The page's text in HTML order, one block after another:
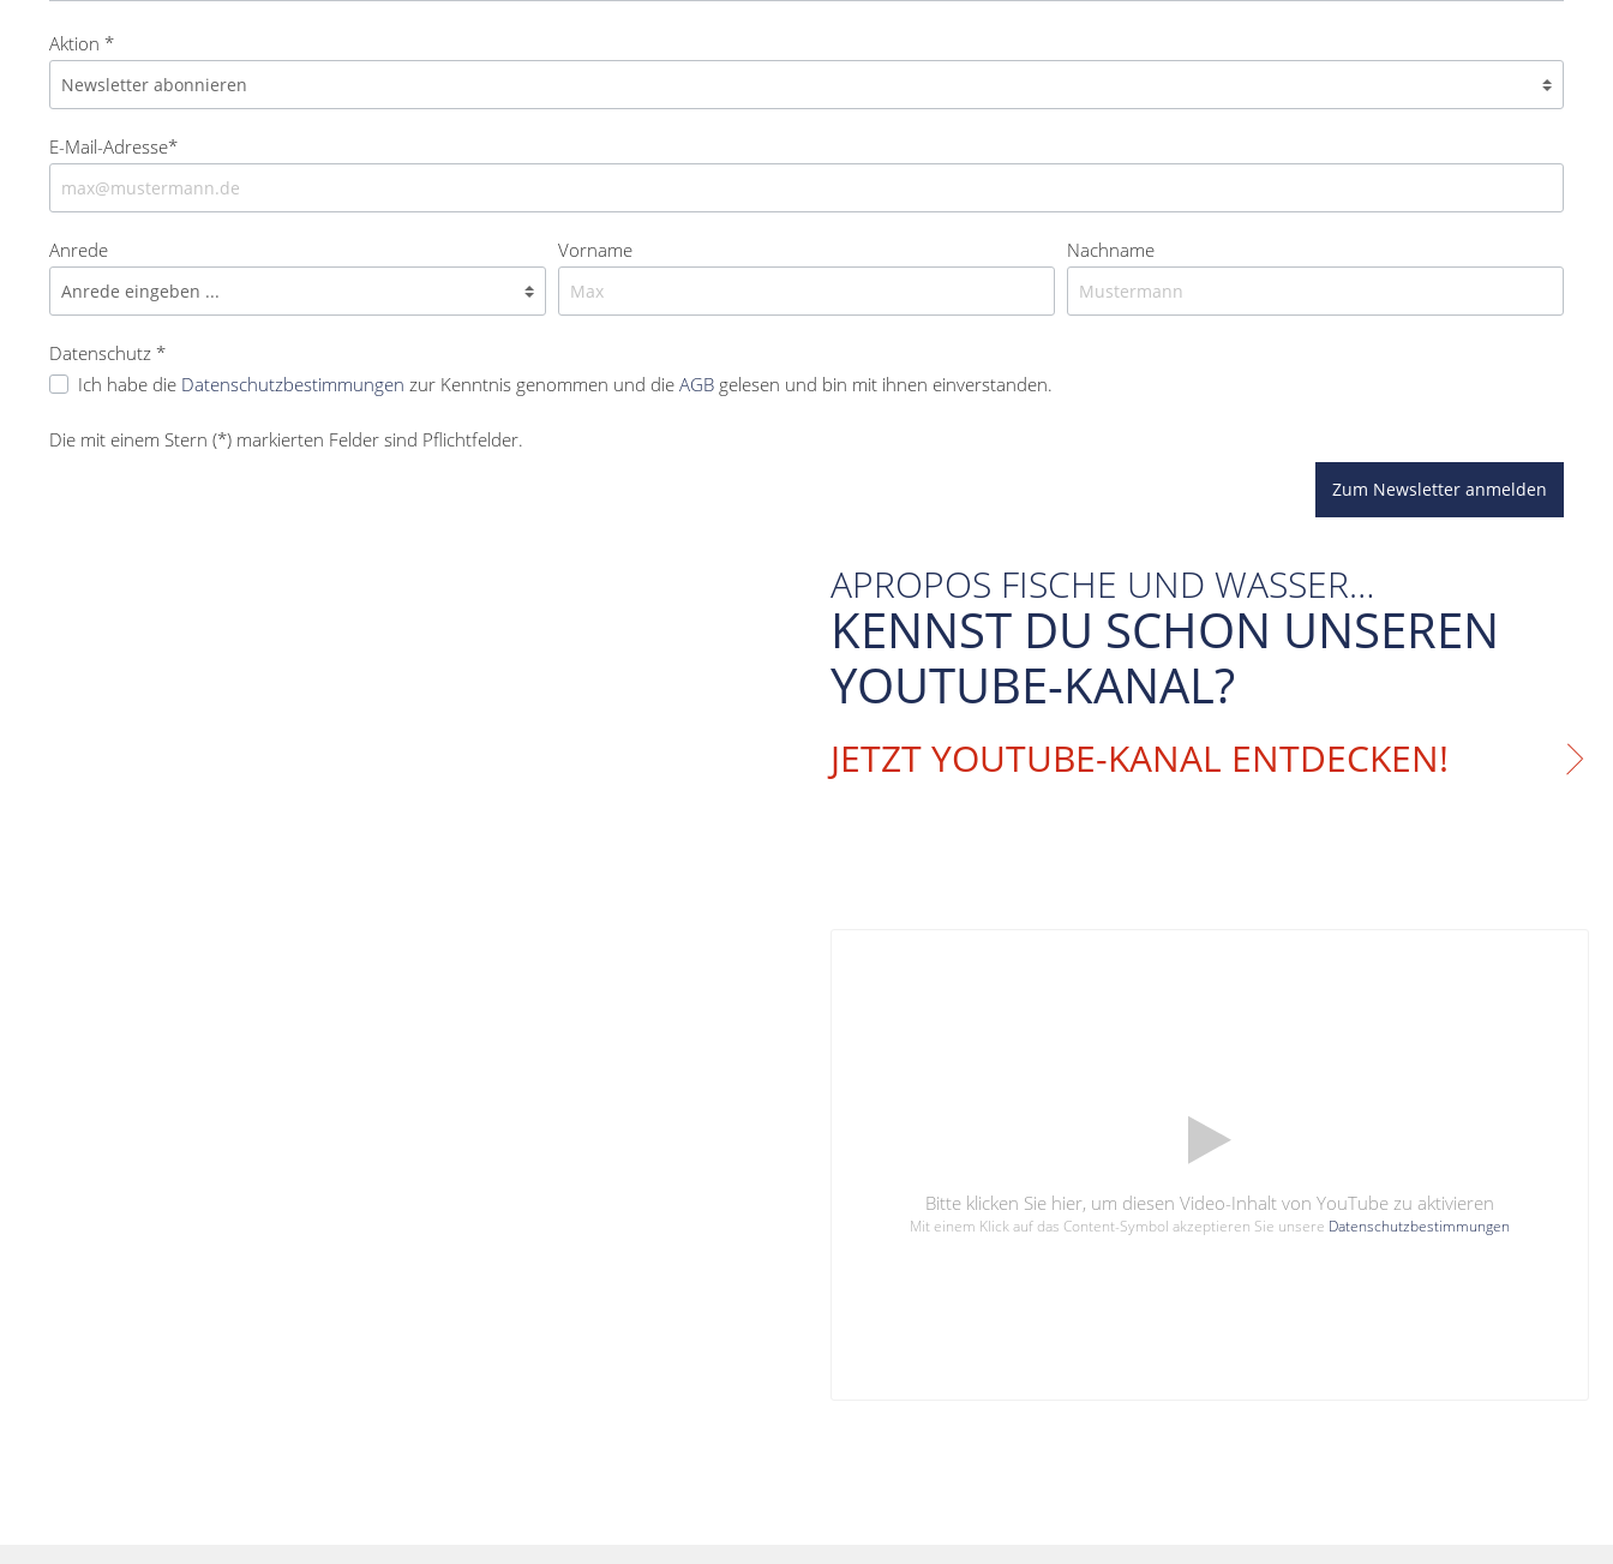
Aktion *
E-Mail-Adresse*
Anrede Vorname Nachname
Datenschutz *
Ich habe die Datenschutzbestimmungen zur Kenntnis genommen und die AGB gelesen und bin mit ihnen einverstanden.
Die mit einem Stern (*) markierten Felder sind Pflichtfelder.
Zum Newsletter anmelden
APROPOS FISCHE UND WASSER…
KENNST DU SCHON UNSEREN
YOUTUBE-KANAL?
JETZT YOUTUBE-KANAL ENTDECKEN!
Bitte klicken Sie hier, um diesen Video-Inhalt von YouTube zu aktivieren
Mit einem Klick auf das Content-Symbol akzeptieren Sie unsere Datenschutzbestimmungen